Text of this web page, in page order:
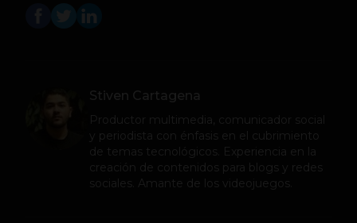
Stiven Cartagena
Productor multimedia, comunicador social
y periodista con énfasis en el cubrimiento
de temas tecnológicos. Experiencia en la
creación de contenidos para blogs y redes
sociales. Amante de los videojuegos.